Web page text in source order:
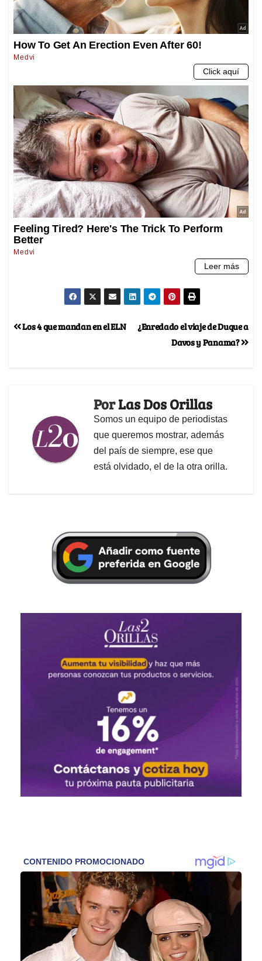
¿Enredado el viaje de Duque a
Davos y Panama?
Los 4 que mandan en el ELN
PorLas Dos Orillas
Somos un equipo de periodistas
que queremos mostrar, además
del país de siempre, ese que
está olvidado, el de la otra orilla.